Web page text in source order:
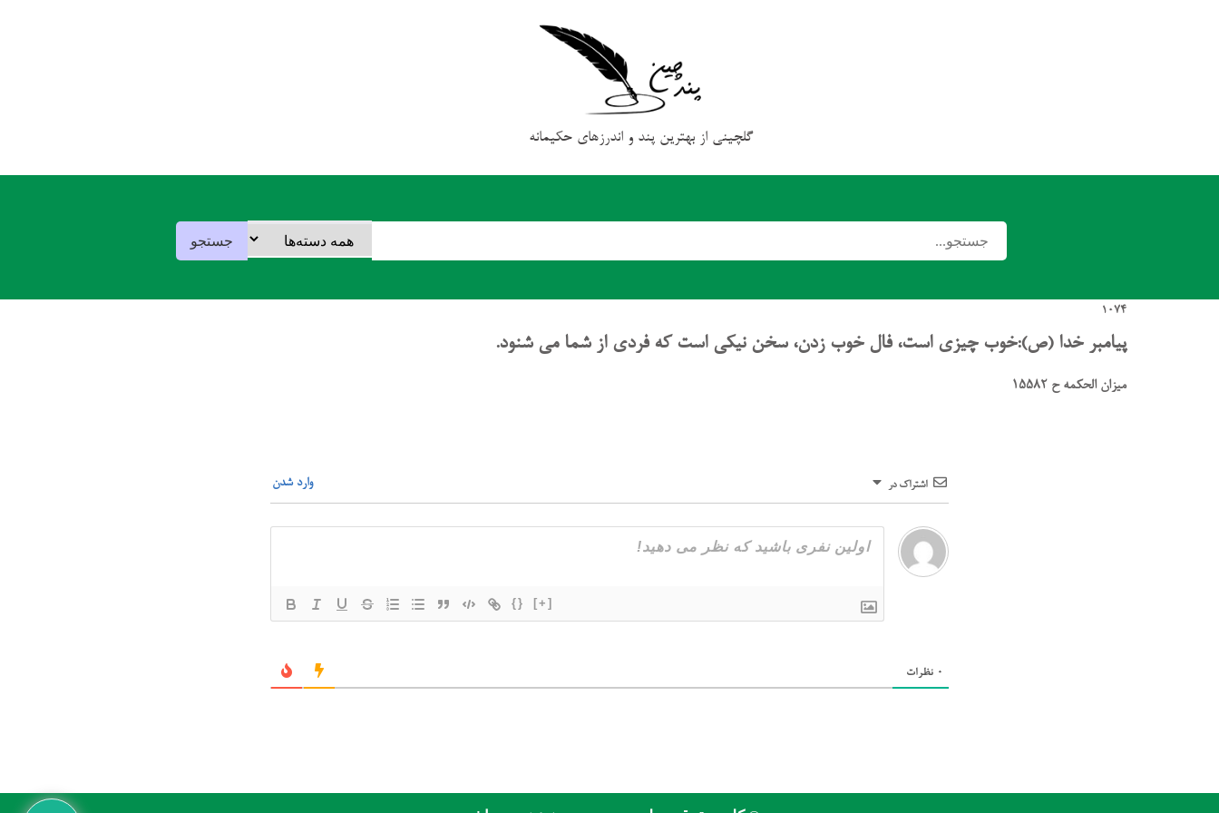
گلچینی از بهترین پند و اندرزهای حکیمانه
1074
پیامبر خدا (ص):خوب چیزی است، فال خوب زدن، سخن نیکی است که فردی از شما می شنود.
میزان الحکمه ح 15582
اشتراک در وارد شدن
{} [+]
0 نظرات